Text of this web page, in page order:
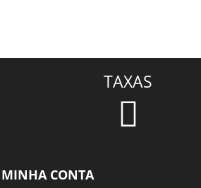
TAXAS
MINHA CONTA